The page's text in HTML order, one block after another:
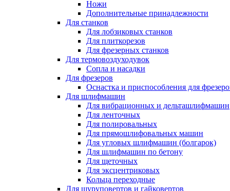
Ножи
Дополнительные принадлежности
Для станков
Для лобзиковых станков
Для плиткорезов
Для фрезерных станков
Для термовоздуходувок
Сопла и насадки
Для фрезеров
Оснастка и приспособления для
Для шлифмашин
Для вибрационных и дельташлифмашин
Для ленточных
Для полировальных
Для прямошлифовальных машин
Для угловых шлифмашин (болгарок)
Для шлифмашин по бетону
Для щеточных
Для эксцентриковых
Кольца переходные
Для шуруповертов и гайковертов